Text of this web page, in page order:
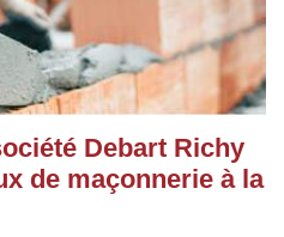
Debart Richy
de maçonnerie à la